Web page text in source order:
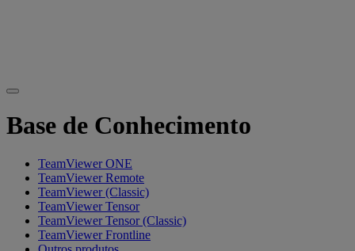
Base de Conhecimento
TeamViewer ONE
TeamViewer Remote
TeamViewer (Classic)
TeamViewer Tensor
TeamViewer Tensor (Classic)
TeamViewer Frontline